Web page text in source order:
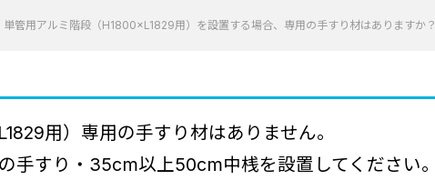
単管用アルミ階段（H1800×L1829用）を設置する場合、専用の手すり材はありますか？
用）専用の手すり材はありません。
手すり・35cm以上50cm中桟を設置してください。